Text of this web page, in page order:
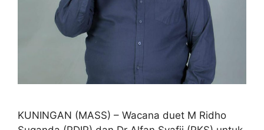
KUNINGAN (MASS) – Wacana duet M Ridho